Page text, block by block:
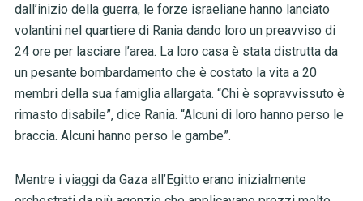
dall’inizio della guerra, le forze israeliane hanno lanciato
volantini nel quartiere di Rania dando loro un preavviso di
24 ore per lasciare l’area. La loro casa è stata distrutta da
un pesante bombardamento che è costato la vita a 20
membri della sua famiglia allargata. “Chi è sopravvissuto è
rimasto disabile”, dice Rania. “Alcuni di loro hanno perso le
braccia. Alcuni hanno perso le gambe”.
Mentre i viaggi da Gaza all’Egitto erano inizialmente